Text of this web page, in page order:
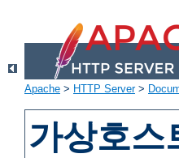
Apache > HTTP Server>
가상호스